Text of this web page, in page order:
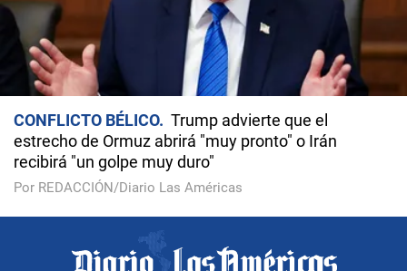
CONFLICTO BÉLICO
Trump advierte que el
estrecho de Ormuz abrirá "muy pronto" o Irán
recibirá "un golpe muy duro"
Por REDACCIÓN/Diario Las Américas